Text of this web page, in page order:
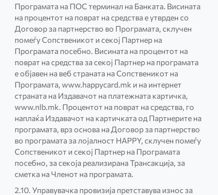
Програмата на ПОС терминал на Банката. Висината
на процентот на поврат на средства е утврден со
Договор за партнерство во Програмата, склучен
помеѓу Сопственикот и секој Партнер на
Програмата посебно. Висината на процентот на
поврат на средства за секој Партнер на програмата
е објавен на веб страната на Сопственикот на
Програмата, www.happycard.mk и на интернет
страната на Издавачот на платежната картичка,
www.nlb.mk. Процентот на поврат на средства, го
наплаќа Издавачот на картичката од Партнерите на
програмата, врз основа на Договор за партнерство
во програмата за лојалност HAPPY, склучен помеѓу
Сопственикот и секој Партнер на Програмата
посебно, за секоја реализирана Трансакција, за
сметка на Членот на програмата.
2.10. Управувачка провизија претставува износ за